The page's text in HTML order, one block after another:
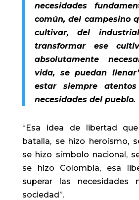
necesidades
común, del campesino
cultivar, del
transformar ese
absolutamente
vida, se puedan
estar siempre
necesidades del pueblo.
“Esa idea de libertad
batalla, se hizo heroísmo,
se hizo símbolo nacional,
se hizo Colombia, esa
superar las necesidades
sociedad”.